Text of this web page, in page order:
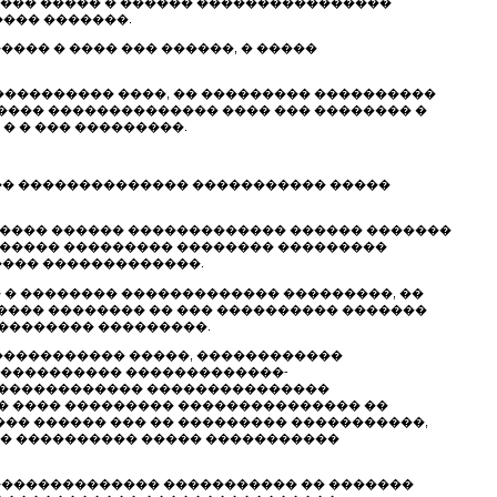
�������.
� ���� ��� ������, � �����
����, �� ��������� ����������
�������������� ���� ��� �������� �
� ��� ���������.
�������������� ����������� �����
������ ������������� ������ �������
��������� �������� ���������
�������������.
�������� ������������� ���������, ��
�������� �� ��� ���������� �������
���������.
�����, ������������
�������������-
���������������
���� ��������� ��������������� ��
������ ��� �� ��������� �����������,
���������� ����� �����������
����������� �� �������